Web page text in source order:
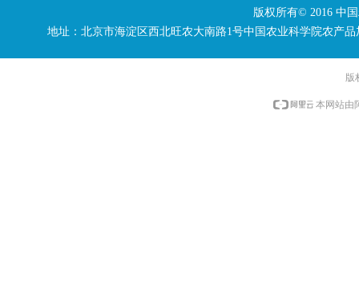
版权所有© 2016 中
地址：北京市海淀区西北旺农大南路1号中国农业科学院农产
版
本网站由